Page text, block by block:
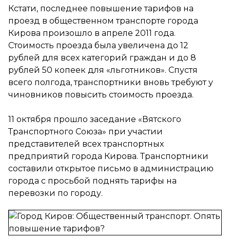
Кстати, последнее повышение тарифов на
проезд в общественном транспорте города
Кирова произошло в апреле 2011 года.
Стоимость проезда была увеличена до 12
рублей для всех категорий граждан и до 8
рублей 50 копеек для «льготников». Спустя
всего полгода, транспортники вновь требуют у
чиновников повысить стоимость проезда.
11 октября прошло заседание «Вятского
Транспортного Союза» при участии
представителей всех транспортных
предприятий города Кирова. Транспортники
составили открытое письмо в администрацию
города с просьбой поднять тарифы на
перевозки по городу.